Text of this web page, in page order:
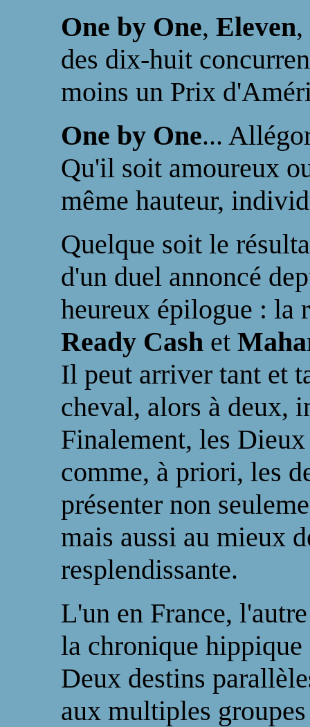
One by One, Eleven,
des dix-huit
moins un Prix
One by One...
Qu'il soit amoureux
même hauteur,
Quelque soit le
d'un duel annoncé
heureux épilogue : la
Ready Cash et
Il peut arriver tant et
cheval, alors à deux,
Finalement, les
comme, à priori, les
présenter non
mais aussi au mieux
resplendissante.
L'un en France,
la chronique
Deux destins
aux multiples